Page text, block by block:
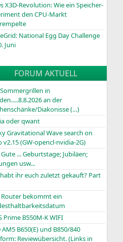
X3D-Revolution: Wie ein Speicher-
den CPU-Markt
National Egg Day Challenge
Juni
FORUM AKTUELL
in
an der
Diakonisse (…)
oder qwant
Gravitational Wave search on
v2.15 (GW-opencl-nvidia-2G)
... Geburtstage; Jubiläen;
usw...
ihr euch zuletzt gekauft? Part
Router bekommt ein
Prime B550M-K WIFI
AM5 B650(E) und B850/840
Reviewübersicht. (Links in